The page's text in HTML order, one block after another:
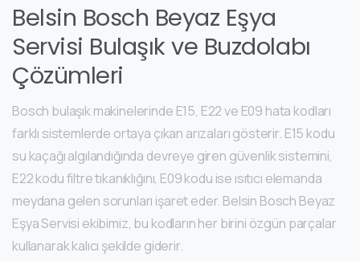
Belsin Bosch Beyaz Eşya
Servisi Bulaşık ve Buzdolabı
Çözümleri
Bosch bulaşık makinelerinde E15, E22 ve E09 hata kodları
farklı sistemlerde ortaya çıkan arızaları gösterir. E15 kodu
su kaçağı algılandığında devreye giren güvenlik sistemini,
E22 kodu filtre tıkanıklığını, E09 kodu ise ısıtıcı elemanda
meydana gelen sorunları işaret eder. Belsin Bosch Beyaz
Eşya Servisi ekibimiz, bu kodların her birini özgün parçalar
kullanarak kalıcı şekilde giderir.